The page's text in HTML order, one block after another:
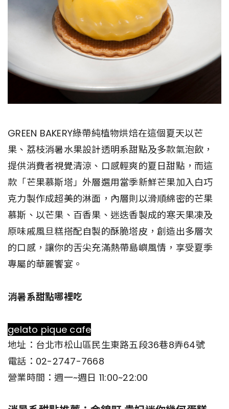
GREEN BAKERY綠帶純植物烘焙在這個夏天以芒
果、荔枝消暑水果設計透明系甜點及多款氣泡飲，
提供消費者視覺清涼、口感輕爽的夏日甜點，而這
款「芒果慕斯塔」外層選用當季新鮮芒果加入白巧
克力製作成超美的淋面，內層則以滑順綿密的芒果
慕斯、以芒果、百香果、迷迭香製成的寒天果凍及
原味戚風旦糕搭配自製的酥脆塔皮，創造出多層次
的口感，讓你的舌尖充滿熱帶島嶼風情，享受夏季
專屬的華麗饗宴。
消暑系甜點哪裡吃
gelato pique cafe
地址：台北市松山區民生東路五段36巷8弄64號
電話：02-2747-7668
營業時間：週一~週日 11:00~22:00